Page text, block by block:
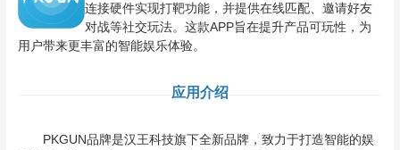
连接硬件实现打靶功能，并提供在线匹配、邀请好友
对战等社交玩法。这款APP旨在提升产品可玩性，为
用户带来更丰富的智能娱乐体验。
应用介绍
PKGUN品牌是汉王科技旗下全新品牌，致力于打造智能的娱